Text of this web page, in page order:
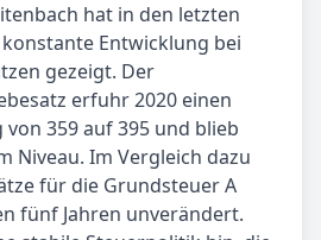
hat in den letzten
Entwicklung bei
gezeigt. Der
erfuhr 2020 einen
359 auf 395 und blieb
Niveau. Im Vergleich dazu
für die Grundsteuer A
fünf Jahren unverändert.